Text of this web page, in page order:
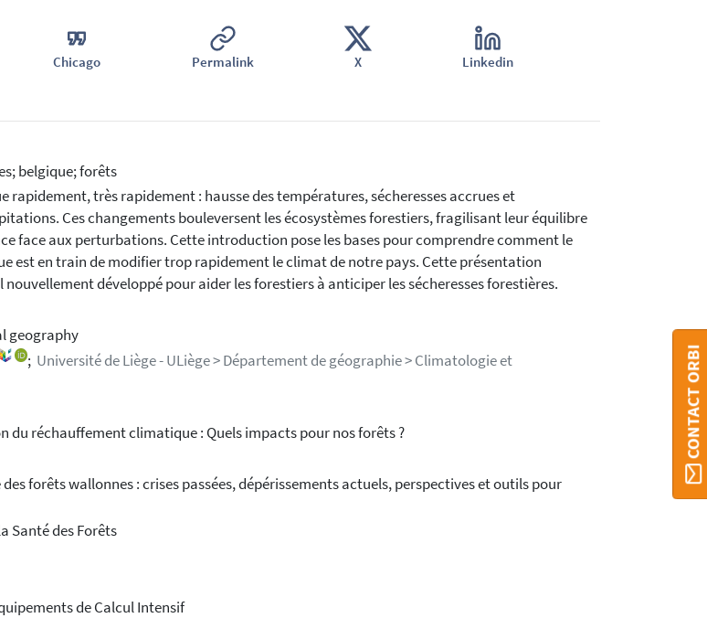
Chicago Permalink X Linkedin
belgique; forêts
rapidement, très rapidement : hausse des températures, sécheresses accrues et
Ces changements bouleversent les écosystèmes forestiers, fragilisant leur équilibre
face aux perturbations. Cette introduction pose les bases pour comprendre comment le
est en train de modifier trop rapidement le climat de notre pays. Cette présentation
développé pour aider les forestiers à anticiper les sécheresses forestières.
geography
; Université de Liège - ULiège > Département de géographie > Climatologie et
du réchauffement climatique : Quels impacts pour nos forêts ?
forêts wallonnes : crises passées, dépérissements actuels, perspectives et outils pour
Santé des Forêts
de Calcul Intensif
CONTACT ORBI